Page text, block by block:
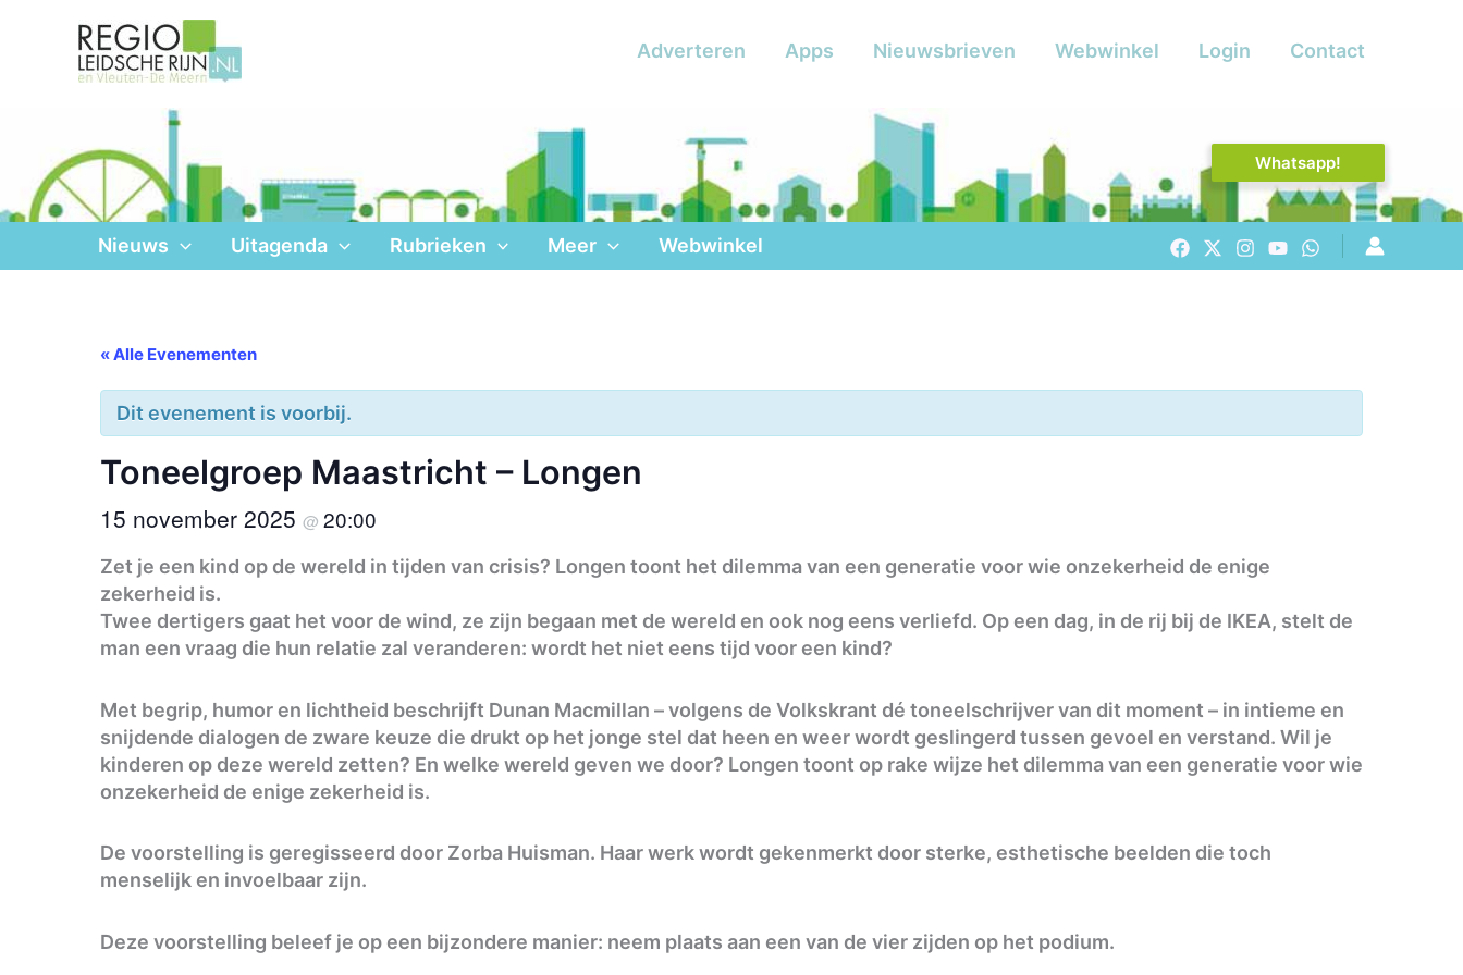
Adverteren Apps Nieuwsbrieven Webwinkel Login Contact
Whatsapp!
Nieuws Uitagenda Rubrieken Meer Webwinkel
« Alle Evenementen
Dit evenement is voorbij.
Toneelgroep Maastricht – Longen
15 november 2025 @ 20:00
Zet je een kind op de wereld in tijden van crisis? Longen toont het dilemma van een generatie voor wie onzekerheid de enige
zekerheid is.
Twee dertigers gaat het voor de wind, ze zijn begaan met de wereld en ook nog eens verliefd. Op een dag, in de rij bij de IKEA, stelt de
man een vraag die hun relatie zal veranderen: wordt het niet eens tijd voor een kind?
Met begrip, humor en lichtheid beschrijft Dunan Macmillan – volgens de Volkskrant dé toneelschrijver van dit moment – in intieme en
snijdende dialogen de zware keuze die drukt op het jonge stel dat heen en weer wordt geslingerd tussen gevoel en verstand. Wil je
kinderen op deze wereld zetten? En welke wereld geven we door? Longen toont op rake wijze het dilemma van een generatie voor wie
onzekerheid de enige zekerheid is.
De voorstelling is geregisseerd door Zorba Huisman. Haar werk wordt gekenmerkt door sterke, esthetische beelden die toch
menselijk en invoelbaar zijn.
Deze voorstelling beleef je op een bijzondere manier: neem plaats aan een van de vier zijden op het podium.